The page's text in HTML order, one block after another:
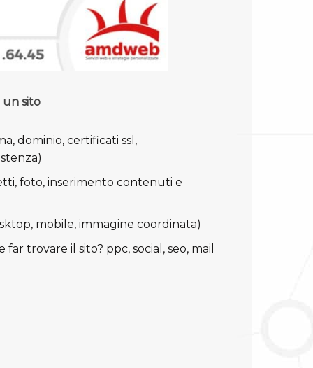
un sito
dominio, certificati ssl,
foto, inserimento contenuti e
mobile, immagine coordinata)
far trovare il sito? ppc, social, seo, mail